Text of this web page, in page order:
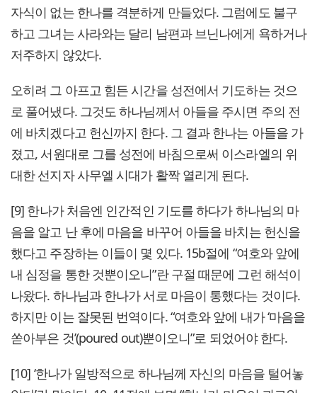
자식이 없는 한나를 격분하게 만들었다. 그럼에도 불구
하고 그녀는 사라와는 달리 남편과 브닌나에게 욕하거나
저주하지 않았다.
오히려 그 아프고 힘든 시간을 성전에서 기도하는 것으
로 풀어냈다. 그것도 하나님께서 아들을 주시면 주의 전
에 바치겠다고 헌신까지 한다. 그 결과 한나는 아들을 가
졌고, 서원대로 그를 성전에 바침으로써 이스라엘의 위
대한 선지자 사무엘 시대가 활짝 열리게 된다.
[9] 한나가 처음엔 인간적인 기도를 하다가 하나님의 마
음을 알고 난 후에 마음을 바꾸어 아들을 바치는 헌신을
했다고 주장하는 이들이 몇 있다. 15b절에 “여호와 앞에
내 심정을 통한 것뿐이오니”란 구절 때문에 그런 해석이
나왔다. 하나님과 한나가 서로 마음이 통했다는 것이다.
하지만 이는 잘못된 번역이다. “여호와 앞에 내가 ‘마음을
쏟아부은 것’(poured out)뿐이오니”로 되었어야 한다.
[10] ‘한나가 일방적으로 하나님께 자신의 마음을 털어놓